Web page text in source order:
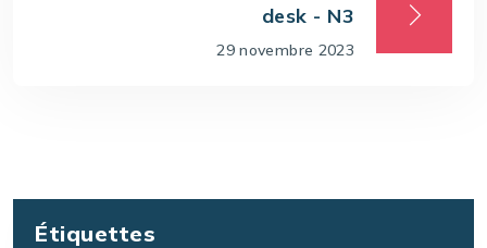
desk - N3
29 novembre 2023
Étiquettes